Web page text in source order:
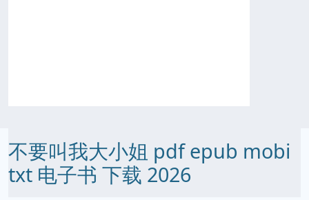
不要叫我大小姐 pdf epub mobi
txt 电子书 下载 2026